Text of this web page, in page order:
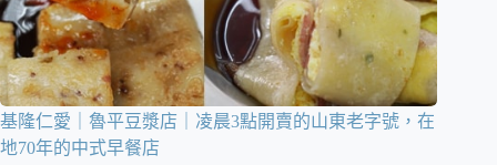
基隆仁愛｜魯平豆漿店｜凌晨3點開賣的山東老字號，在
地70年的中式早餐店